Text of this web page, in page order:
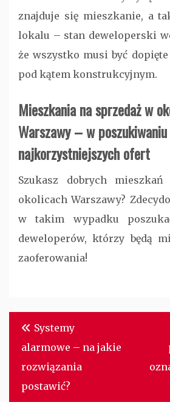
znajduje się mieszkanie, a
lokalu – stan deweloperski
że wszystko musi być
pod kątem konstrukcyjnym.
Mieszkania na sprzedaż w
Warszawy – w poszukiwaniu
najkorzystniejszych ofert
Szukasz dobrych
okolicach Warszawy?
w takim wypadku
deweloperów, którzy będą
zaoferowania!
Nawigacja
wpisu
Systemy
alarmowe – na jakie
rozwiązania
postawić?